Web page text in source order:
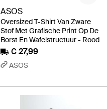
ASOS
Oversized T-Shirt Van Zware
Stof Met Grafische Print Op De
Borst En Wafelstructuur - Rood
€ 27,99
ASOS